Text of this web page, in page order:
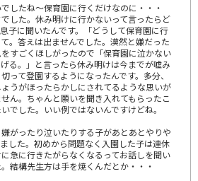
したね～保育園に行くだけなのに・・・
した。休み明けに行かないって言ったらど
子に聞いたんです。「どうして保育園に行
。答えは出ませんでした。漠然と嫌だった
すごくほしがったので「保育園に泣かない
る。」と言ったら休み明けは今までが嘘み
って登園するようになったんです。多分、
うがほったらかしにされてるような思いが
ん。ちゃんと願いを聞き入れてもらったこ
でした。いい例ではないんですけどね。
がったり泣いたりする子があとあとやりや
した。初めから問題なく入園した子は連休
急に行きたがらなくなるってお話しを聞い
結構先生方は手を焼くんだとか・・・